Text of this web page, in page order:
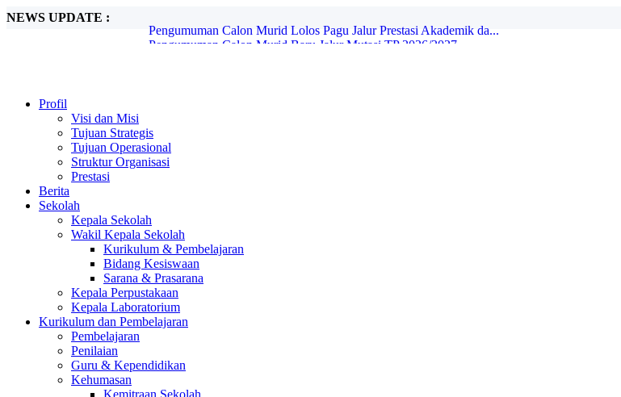
NEWS UPDATE :
Pengumuman Calon Murid Baru Jalur Mutasi TP 2026/2027...
Pemberitahuan SPMB Jenjang SMP Tahun Ajaran 2026/2027...
INFORMASI UKM (UJI KENDALI MUTU) SPMB JALUR PRESTASI...
PENGUMUMAN CALON MURID BARU LOLOS SELEKSI SESUAI PAGU SPMB J...
Pengumuman Calon Murid Lolos Pagu Jalur Prestasi Akademik da...
Profil
Visi dan Misi
Tujuan Strategis
Tujuan Operasional
Struktur Organisasi
Prestasi
Berita
Sekolah
Kepala Sekolah
Wakil Kepala Sekolah
Kurikulum & Pembelajaran
Bidang Kesiswaan
Sarana & Prasarana
Kepala Perpustakaan
Kepala Laboratorium
Kurikulum dan Pembelajaran
Pembelajaran
Penilaian
Guru & Kependidikan
Kehumasan
Kemitraan Sekolah